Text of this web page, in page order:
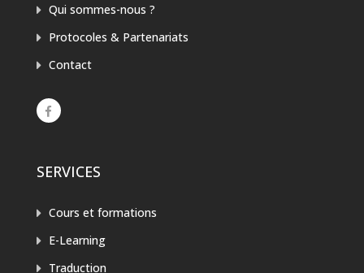
Qui sommes-nous ?
Protocoles & Partenariats
Contact
SERVICES
Cours et formations
E-Learning
Traduction